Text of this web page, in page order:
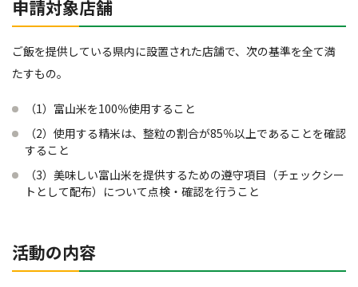
申請対象店舗
ご飯を提供している県内に設置された店舗で、次の基準を全て満
たすもの。
（1）富山米を100％使用すること
（2）使用する精米は、整粒の割合が85％以上であることを確認
すること
（3）美味しい富山米を提供するための遵守項目（チェックシー
トとして配布）について点検・確認を行うこと
活動の内容